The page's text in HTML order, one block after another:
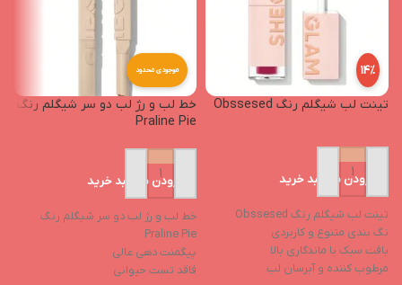
14%
تینت لب شیگلم رنگ Obssesed
افزودن به سبد خرید
تینت لب شیگلم رنگ Obssesed
نگ بندی متنوع و کاربردی
بافت سبک با ماندگاری بالا
مرطوب کننده و آبرسان لب
موجودی محدود
خط لب و رژ لب دو سر شیگلم رنگ
Praline Pie
افزودن به سبد خرید
خط لب و رژ لب دو سر شیگلم رنگ
Praline Pie
پیگمنت دهی عالی
فاقد تست حیوانی